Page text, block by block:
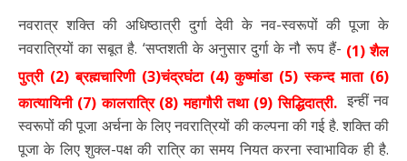
नवरात्र शक्ति की अधिष्ठात्री दुर्गा देवी के नव-स्वरूपों की पूजा के
नवरात्रियों का सबूत है. ‘सप्तशती के अनुसार दुर्गा के नौ रूप हैं- (1) शैल
पुत्री (2) ब्रह्मचारिणी (3)चंद्रघंटा (4) कुष्मांडा (5) स्कन्द माता (6)
कात्यायिनी (7) कालरात्रि (8) महागौरी तथा (9) सिद्धिदात्री. इन्हीं नव
स्वरूपों की पूजा अर्चना के लिए नवरात्रियों की कल्पना की गई है. शक्ति की
पूजा के लिए शुक्ल-पक्ष की रात्रि का समय नियत करना स्वाभाविक ही है.